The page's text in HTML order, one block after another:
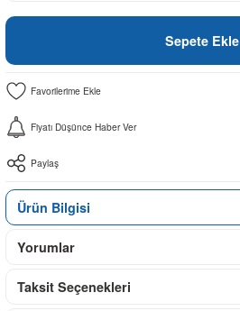
Sepete Ekle
Fiyatı Düşünce Haber Ver
Paylaş
Ürün Bilgisi
Yorumlar
Taksit Seçenekleri